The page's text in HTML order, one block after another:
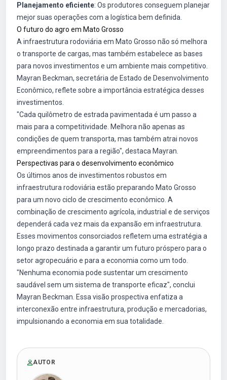
Planejamento eficiente: Os produtores conseguem planejar
mejor suas operações com a logística bem definida.
O futuro do agro em Mato Grosso
A infraestrutura rodoviária em Mato Grosso não só melhora
o transporte de cargas, mas também estabelece as bases
para novos investimentos e um ambiente mais competitivo.
Mayran Beckman, secretária de Estado de Desenvolvimento
Econômico, reflete sobre a importância estratégica desses
investimentos.
"Cada quilômetro de estrada pavimentada é um passo a
mais para a competitividade. Melhora não apenas as
condições de quem transporta, mas também atrai novos
empreendimentos para a região", destaca Mayran.
Perspectivas para o desenvolvimento econômico
Os últimos anos de investimentos robustos em
infraestrutura rodoviária estão preparando Mato Grosso
para um novo ciclo de crescimento econômico. A
combinação de crescimento agrícola, industrial e de serviços
dependerá cada vez mais da expansão em infraestrutura.
Esses movimentos consorciados refletem uma estratégia a
longo prazo destinada a garantir um futuro próspero para o
setor agropecuário e para a economia como um todo.
"Nenhuma economia pode sustentar um crescimento
saudável sem um sistema de transporte eficaz", conclui
Mayran Beckman. Essa visão prospectiva enfatiza a
interconexão entre infraestrutura, produção e mercadorias,
impulsionando a economia em sua totalidade.
AUTOR